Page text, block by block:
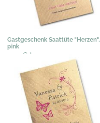
Gastgeschenk Saattüte "Herzen",
pink
3,07 € *